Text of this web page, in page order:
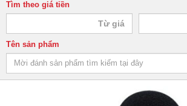
Tìm theo giá tiền
Tên sản phẩm